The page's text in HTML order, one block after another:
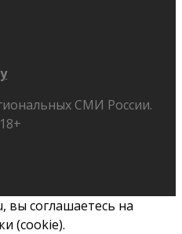
СМИ России.
вы соглашаетесь на
(cookie).